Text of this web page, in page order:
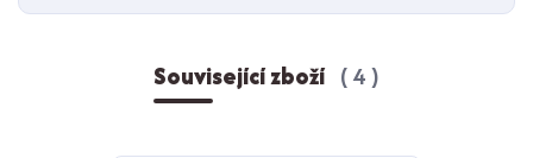
Související zboží 4